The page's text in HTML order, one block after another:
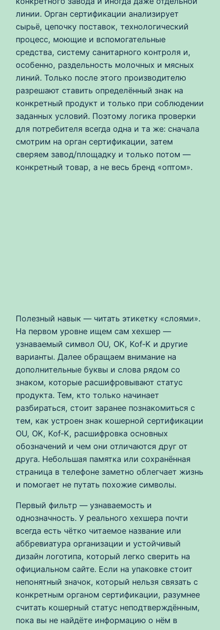
линии. Орган сертификации анализирует
сырьё, цепочку поставок, технологический
процесс, моющие и вспомогательные
средства, систему санитарного контроля и,
особенно, раздельность молочных и мясных
линий. Только после этого производителю
разрешают ставить определённый знак на
конкретный продукт и только при соблюдении
заданных условий. Поэтому логика проверки
для потребителя всегда одна и та же: сначала
смотрим на орган сертификации, затем
сверяем завод/площадку и только потом —
конкретный товар, а не весь бренд «оптом».
Полезный навык — читать этикетку «слоями».
На первом уровне ищем сам хехшер —
узнаваемый символ OU, OK, Kof‑K и другие
варианты. Далее обращаем внимание на
дополнительные буквы и слова рядом со
знаком, которые расшифровывают статус
продукта. Тем, кто только начинает
разбираться, стоит заранее познакомиться с
тем, как устроен знак кошерной сертификации
OU, OK, Kof‑K, расшифровка основных
обозначений и чем они отличаются друг от
друга. Небольшая памятка или сохранённая
страница в телефоне заметно облегчает жизнь
и помогает не путать похожие символы.
Первый фильтр — узнаваемость и
однозначность. У реального хехшера почти
всегда есть чётко читаемое название или
аббревиатура организации и устойчивый
дизайн логотипа, который легко сверить на
официальном сайте. Если на упаковке стоит
непонятный значок, который нельзя связать с
конкретным органом сертификации, разумнее
считать кошерный статус неподтверждённым,
пока вы не найдёте информацию о нём в